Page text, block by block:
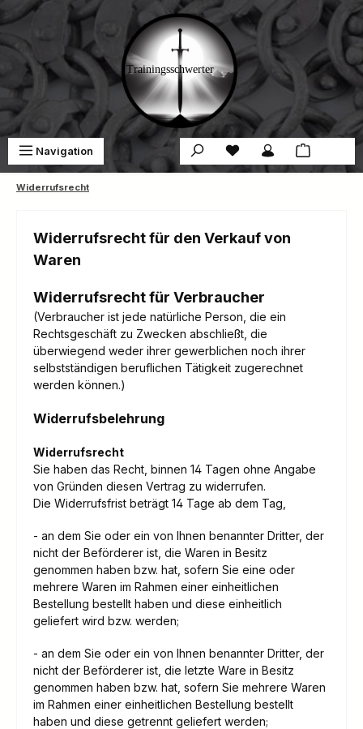
Zum Hauptinhalt springen
Navigation Du hast 0 Produkte auf
Widerrufsrecht
Widerrufsrecht für den Verkauf von
Waren
Widerrufsrecht für Verbraucher
(Verbraucher ist jede natürliche Person, die ein
Rechtsgeschäft zu Zwecken abschließt, die
überwiegend weder ihrer gewerblichen noch ihrer
selbstständigen beruflichen Tätigkeit zugerechnet
werden können.)
Widerrufsbelehrung
Widerrufsrecht
Sie haben das Recht, binnen 14 Tagen ohne Angabe
von Gründen diesen Vertrag zu widerrufen.
Die Widerrufsfrist beträgt 14 Tage ab dem Tag,
- an dem Sie oder ein von Ihnen benannter Dritter, der
nicht der Beförderer ist, die Waren in Besitz
genommen haben bzw. hat, sofern Sie eine oder
mehrere Waren im Rahmen einer einheitlichen
Bestellung bestellt haben und diese einheitlich
geliefert wird bzw. werden;
- an dem Sie oder ein von Ihnen benannter Dritter, der
nicht der Beförderer ist, die letzte Ware in Besitz
genommen haben bzw. hat, sofern Sie mehrere Waren
im Rahmen einer einheitlichen Bestellung bestellt
haben und diese getrennt geliefert werden;